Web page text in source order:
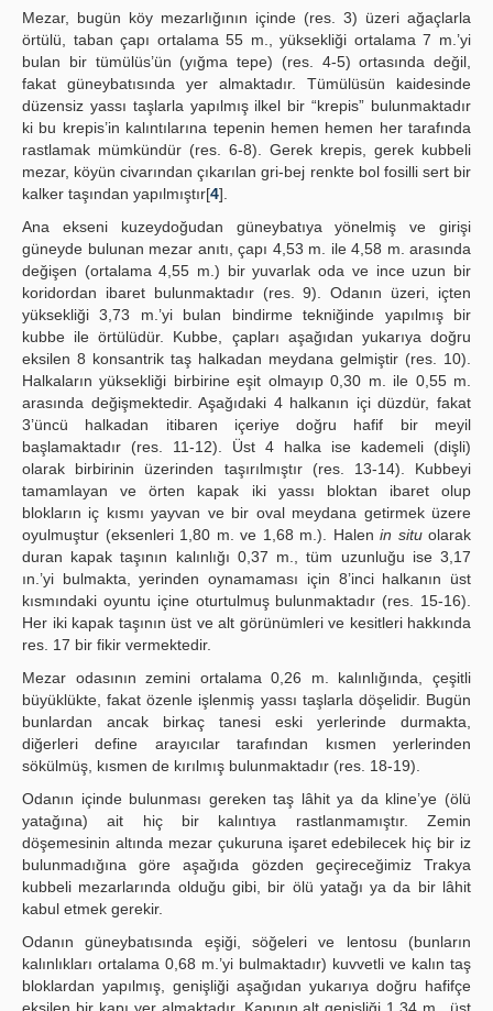
Mezar, bugün köy mezarlığının içinde (res. 3) üzeri ağaçlarla
örtülü, taban çapı ortalama 55 m., yüksekliği ortalama 7 m.’yi
bulan bir tümülüs’ün (yığma tepe) (res. 4-5) ortasında değil,
fakat güneybatısında yer almaktadır. Tümülüsün kaidesinde
düzensiz yassı taşlarla yapılmış ilkel bir “krepis” bulunmaktadır
ki bu krepis’in kalıntılarına tepenin hemen hemen her tarafında
rastlamak mümkündür (res. 6-8). Gerek krepis, gerek kubbeli
mezar, köyün civarından çıkarılan gri-bej renkte bol fosilli sert bir
kalker taşından yapılmıştır[4].
Ana ekseni kuzeydoğudan güneybatıya yönelmiş ve girişi
güneyde bulunan mezar anıtı, çapı 4,53 m. ile 4,58 m. arasında
değişen (ortalama 4,55 m.) bir yuvarlak oda ve ince uzun bir
koridordan ibaret bulunmaktadır (res. 9). Odanın üzeri, içten
yüksekliği 3,73 m.’yi bulan bindirme tekniğinde yapılmış bir
kubbe ile örtülüdür. Kubbe, çapları aşağıdan yukarıya doğru
eksilen 8 konsantrik taş halkadan meydana gelmiştir (res. 10).
Halkaların yüksekliği birbirine eşit olmayıp 0,30 m. ile 0,55 m.
arasında değişmektedir. Aşağıdaki 4 halkanın içi düzdür, fakat
3’üncü halkadan itibaren içeriye doğru hafif bir meyil
başlamaktadır (res. 11-12). Üst 4 halka ise kademeli (dişli)
olarak birbirinin üzerinden taşırılmıştır (res. 13-14). Kubbeyi
tamamlayan ve örten kapak iki yassı bloktan ibaret olup
blokların iç kısmı yayvan ve bir oval meydana getirmek üzere
oyulmuştur (eksenleri 1,80 m. ve 1,68 m.). Halen in situolarak
duran kapak taşının kalınlığı 0,37 m., tüm uzunluğu ise 3,17
ın.’yi bulmakta, yerinden oynamaması için 8’inci halkanın üst
kısmındaki oyuntu içine oturtulmuş bulunmaktadır (res. 15-16).
Her iki kapak taşının üst ve alt görünümleri ve kesitleri hakkında
res. 17 bir fikir vermektedir.
Mezar odasının zemini ortalama 0,26 m. kalınlığında, çeşitli
büyüklükte, fakat özenle işlenmiş yassı taşlarla döşelidir. Bugün
bunlardan ancak birkaç tanesi eski yerlerinde durmakta,
diğerleri define arayıcılar tarafından kısmen yerlerinden
sökülmüş, kısmen de kırılmış bulunmaktadır (res. 18-19).
Odanın içinde bulunması gereken taş lâhit ya da kline’ye (ölü
yatağına) ait hiç bir kalıntıya rastlanmamıştır. Zemin
döşemesinin altında mezar çukuruna işaret edebilecek hiç bir iz
bulunmadığına göre aşağıda gözden geçireceğimiz Trakya
kubbeli mezarlarında olduğu gibi, bir ölü yatağı ya da bir lâhit
kabul etmek gerekir.
Odanın güneybatısında eşiği, söğeleri ve lentosu (bunların
kalınlıkları ortalama 0,68 m.’yi bulmaktadır) kuvvetli ve kalın taş
bloklardan yapılmış, genişliği aşağıdan yukarıya doğru hafifçe